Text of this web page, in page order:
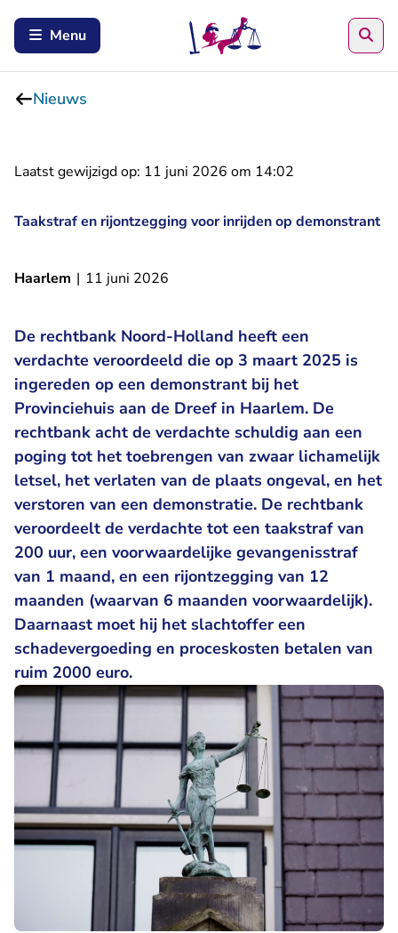
Menu
Nieuws
Laatst gewijzigd op: 11 juni 2026 om 14:02
Taakstraf en rijontzegging voor inrijden op demonstrant
Haarlem | 11 juni 2026
De rechtbank Noord-Holland heeft een
verdachte veroordeeld die op 3 maart 2025 is
ingereden op een demonstrant bij het
Provinciehuis aan de Dreef in Haarlem. De
rechtbank acht de verdachte schuldig aan een
poging tot het toebrengen van zwaar lichamelijk
letsel, het verlaten van de plaats ongeval, en het
verstoren van een demonstratie. De rechtbank
veroordeelt de verdachte tot een taakstraf van
200 uur, een voorwaardelijke gevangenisstraf
van 1 maand, en een rijontzegging van 12
maanden (waarvan 6 maanden voorwaardelijk).
Daarnaast moet hij het slachtoffer een
schadevergoeding en proceskosten betalen van
ruim 2000 euro.